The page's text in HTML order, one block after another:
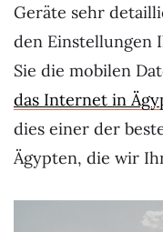
Geräte sehr
den Einstellungen
Sie die mobilen
das Internet in
dies einer der
Ägypten, die wir